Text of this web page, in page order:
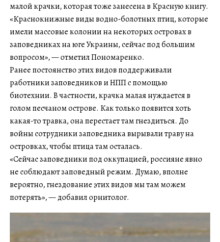
малой крачки, которая тоже занесена в Красную книгу.
«Краснокнижные виды водно-болотных птиц, которые
имели массовые колонии на некоторых островах в
заповедниках на юге Украины, сейчас под большим
вопросом», — отметил Пономаренко.
Ранее постоянство этих видов поддерживали
работники заповедников и НПП с помощью
биотехнии. В частности, крачка малая нуждается в
голом песчаном острове. Как только появится хоть
какая-то травка, она перестает там гнездиться. До
войны сотрудники заповедника вырывали траву на
островках, чтобы птица там осталась.
«Сейчас заповедники под оккупацией, россияне явно
не соблюдают заповедный режим. Думаю, вполне
вероятно, гнездование этих видов мы там можем
потерять», — добавил орнитолог.